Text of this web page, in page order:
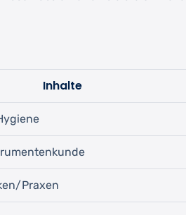
Inhalte
Praxen